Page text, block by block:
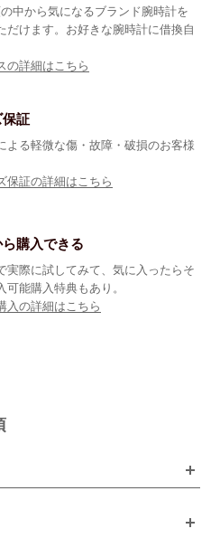
中から気になるブランド腕時計を
だけます。お好きな腕時計に借換自
の詳細はこちら
証
よる軽微な傷・故障・破損のお客様
保証の詳細はこちら
購入できる
実際に試してみて、気に入ったらそ
可能購入特典もあり。
入の詳細はこちら